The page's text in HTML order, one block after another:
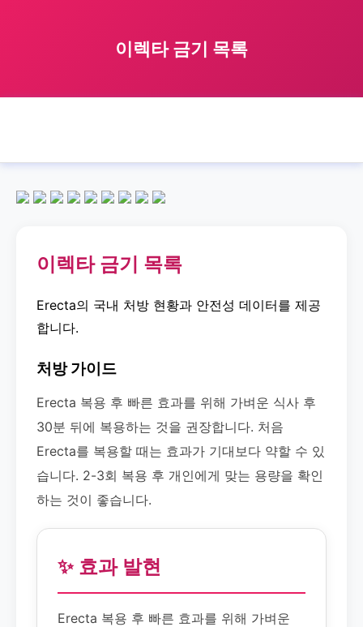
이렉타 금기 목록
이렉타 금기 목록
Erecta의 국내 처방 현황과 안전성 데이터를 제공
합니다.
처방 가이드
Erecta 복용 후 빠른 효과를 위해 가벼운 식사 후
30분 뒤에 복용하는 것을 권장합니다. 처음
Erecta를 복용할 때는 효과가 기대보다 약할 수 있
습니다. 2-3회 복용 후 개인에게 맞는 용량을 확인
하는 것이 좋습니다.
✨ 효과 발현
Erecta 복용 후 빠른 효과를 위해 가벼운